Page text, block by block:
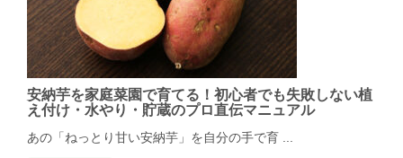
安納芋を家庭菜園で育てる！初心者でも失敗しない植
え付け・水やり・貯蔵のプロ直伝マニュアル
あの「ねっとり甘い安納芋」を自分の手で育 ...